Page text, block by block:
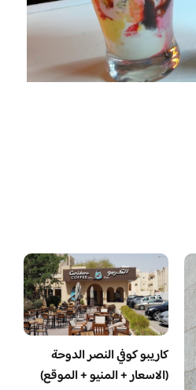
كاريبو كوفي النصر الدوحة
(الاسعار + المنيو + الموقع)